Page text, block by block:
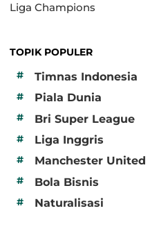
Liga Champions
TOPIK POPULER
#
Timnas Indonesia
# Piala Dunia
# Bri Super League
# Liga Inggris
# Manchester United
# Bola Bisnis
# Naturalisasi